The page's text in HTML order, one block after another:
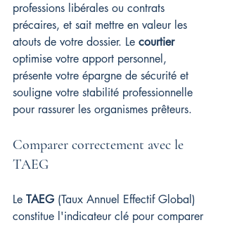
professions libérales ou contrats
précaires, et sait mettre en valeur les
atouts de votre dossier. Le courtier
optimise votre apport personnel,
présente votre épargne de sécurité et
souligne votre stabilité professionnelle
pour rassurer les organismes prêteurs.
Comparer correctement avec le
TAEG
Le TAEG (Taux Annuel Effectif Global)
constitue l'indicateur clé pour comparer